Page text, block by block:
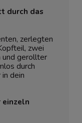
durch das
zerlegten
zwei
und gerollter
durch
dein
einzeln